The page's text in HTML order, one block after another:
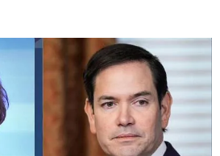
ომიდან - ტრაგიკული
რომელიც
გვახსოვს